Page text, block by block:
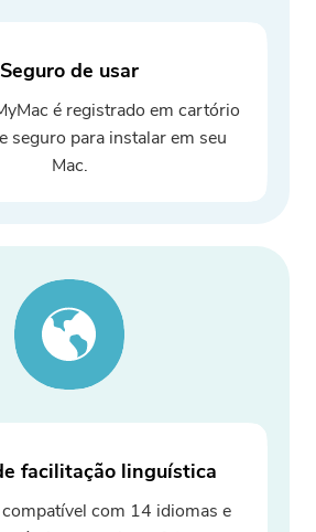
Seguro de usar
é registrado em cartório
seguro para instalar em seu
Mac.
facilitação linguística
compatível com 14 idiomas e
por sua inscrição!
por sua inscrição!
download e o código do
no botão para comprar o
diretamente.
Comprar
agora